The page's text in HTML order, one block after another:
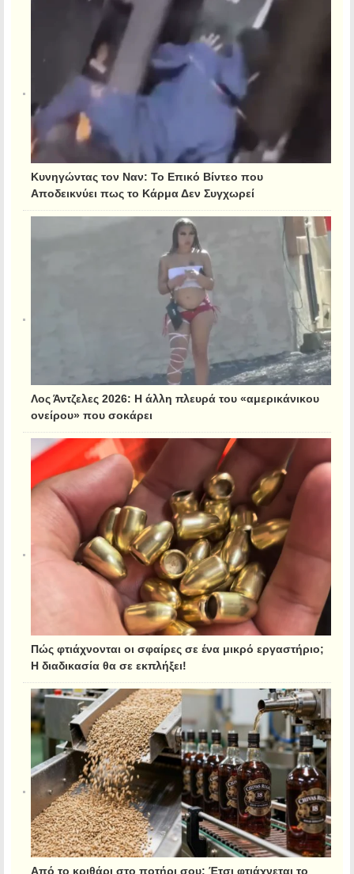
Κυνηγώντας τον Ναν: Το Επικό Βίντεο που
Αποδεικνύει πως το Κάρμα Δεν Συγχωρεί
Λος Άντζελες 2026: Η άλλη πλευρά του «αμερικάνικου
ονείρου» που σοκάρει
Πώς φτιάχνονται οι σφαίρες σε ένα μικρό εργαστήριο;
Η διαδικασία θα σε εκπλήξει!
Από το κριθάρι στο ποτήρι σου: Έτσι φτιάχνεται το